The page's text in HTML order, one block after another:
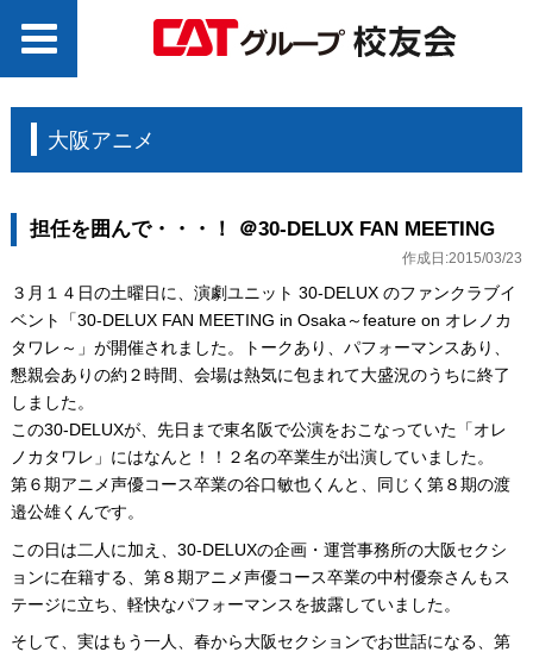
大阪アニメ
担任を囲んで・・・！ ＠30-DELUX FAN MEETING
作成日:2015/03/23
３月１４日の土曜日に、演劇ユニット 30-DELUX のファンクラブイ
ベント「30-DELUX FAN MEETING in Osaka～feature on オレノカ
タワレ～」が開催されました。トークあり、パフォーマンスあり、
懇親会ありの約２時間、会場は熱気に包まれて大盛況のうちに終了
しました。
この30-DELUXが、先日まで東名阪で公演をおこなっていた「オレ
ノカタワレ」にはなんと！！２名の卒業生が出演していました。
第６期アニメ声優コース卒業の谷口敏也くんと、同じく第８期の渡
邉公雄くんです。
この日は二人に加え、30-DELUXの企画・運営事務所の大阪セクシ
ョンに在籍する、第８期アニメ声優コース卒業の中村優奈さんもス
テージに立ち、軽快なパフォーマンスを披露していました。
そして、実はもう一人、春から大阪セクションでお世話になる、第